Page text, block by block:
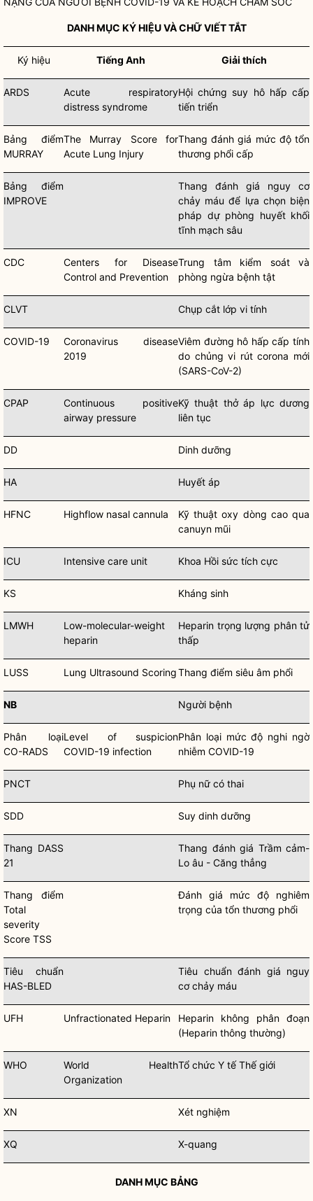
DANH MỤC KÝ HIỆU VÀ CHỮ VIẾT TẮT
Ký hiệu Tiếng Anh Giải thích
ARDS
Acute respiratory
distress syndrome
Hội chứng suy hô hấp cấp
tiến triển
Bảng điểm
MURRAY
The Murray Score for
Acute Lung Injury
Thang đánh giá mức độ tổn
thương phổi cấp
Bảng điểm
IMPROVE
Thang đánh giá nguy cơ
chảy máu để lựa chọn biện
pháp dự phòng huyết khối
tĩnh mạch sâu
CDC
Centers for Disease
Control and Prevention
Trung tâm kiểm soát và
phòng ngừa bệnh tật
CLVT Chụp cắt lớp vi tính
COVID-19
Coronavirus disease
2019
Viêm đường hô hấp cấp tính
do chủng vi rút corona mới
(SARS-CoV-2)
CPAP
Continuous positive
airway pressure
Kỹ thuật thở áp lực dương
liên tục
DD Dinh dưỡng
HA Huyết áp
HFNC Highflow nasal cannula
Kỹ thuật oxy dòng cao qua
canuyn mũi
ICU Intensive care unit Khoa Hồi sức tích cực
KS Kháng sinh
LMWH
Low-molecular-weight
heparin
Heparin trọng lượng phân tử
thấp
LUSS Lung Ultrasound ScoringThang điểm siêu âm phổi
NB Người bệnh
Phân loại
CO-RADS
Level of suspicion
COVID-19 infection
Phân loại mức độ nghi ngờ
nhiễm COVID-19
PNCT Phụ nữ có thai
SDD Suy dinh dưỡng
Thang DASS
21
Thang đánh giá Trầm cảm-
Lo âu - Căng thẳng
Thang điểm
Total
severity
Score TSS
Đánh giá mức độ nghiêm
trọng của tổn thương phổi
Tiêu chuẩn
HAS-BLED
Tiêu chuẩn đánh giá nguy
cơ chảy máu
UFH Unfractionated Heparin
Heparin không phân đoạn
(Heparin thông thường)
WHO
World Health
Organization
Tổ chức Y tế Thế giới
XN Xét nghiệm
XQ X-quang
DANH MỤC BẢNG